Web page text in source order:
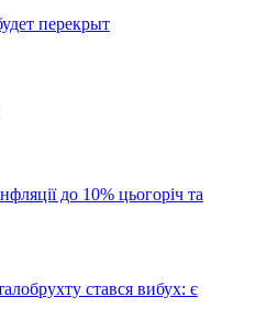
перекрыт
до 10% цьогоріч та
стався вибух: є